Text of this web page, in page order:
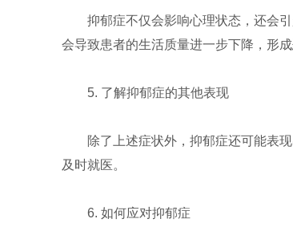
抑郁症不仅会影响心理状态，还会
会导致患者的生活质量进一步下降，形成
5. 了解抑郁症的其他表现
除了上述症状外，抑郁症还可能表
及时就医。
6. 如何应对抑郁症